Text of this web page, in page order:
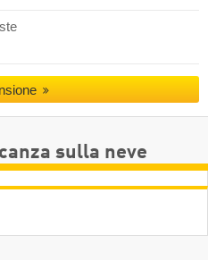
sulla neve